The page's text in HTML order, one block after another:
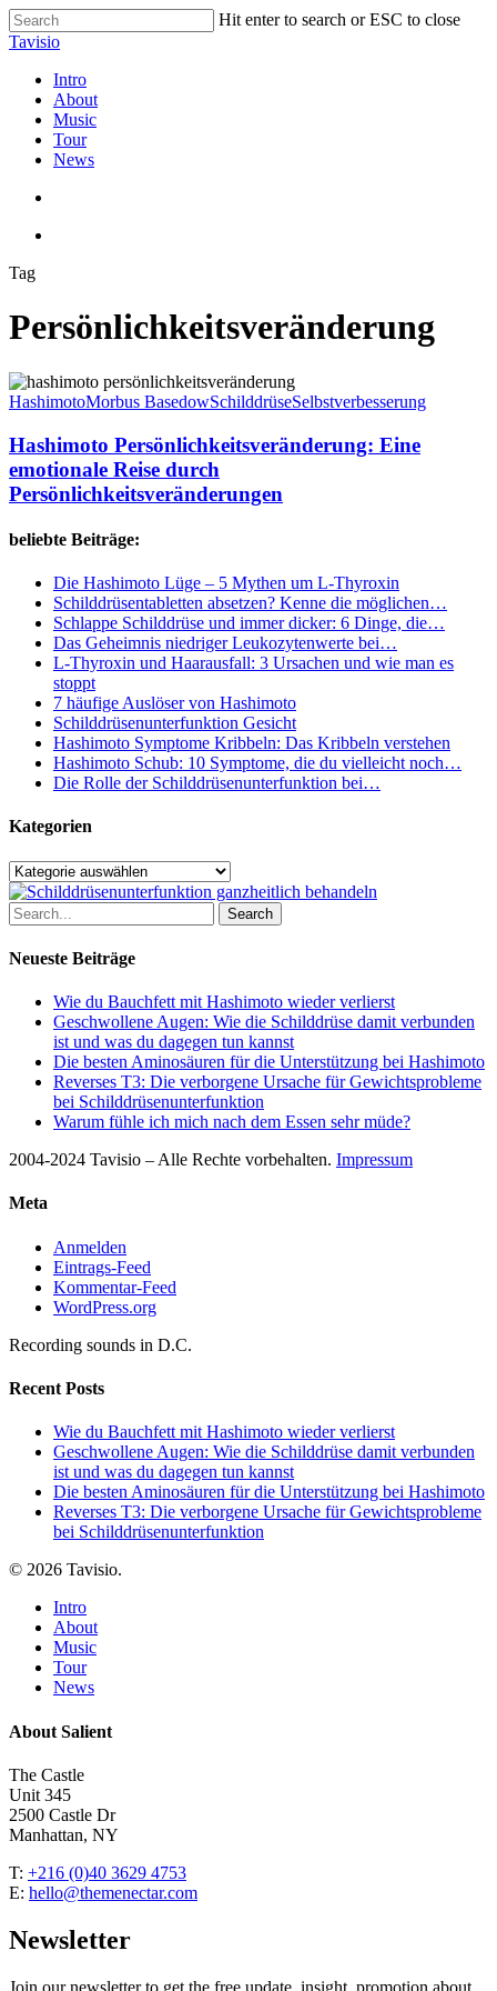
Skip
to
content
Hit enter to search or ESC to close
Close
Tavisio
search
Menu
Intro
About
Music
Tour
News
Tag
Persönlichkeitsveränderung
Hashimoto
Persönlichkeitsveränderung:
emotionale
Reise
durch
Persönlichkeitsveränderungen
HashimotoMorbus BasedowSchilddrüseSelbstverbesserung
Hashimoto Persönlichkeitsveränderung: Eine
emotionale Reise durch
Persönlichkeitsveränderungen
beliebte Beiträge:
Die Hashimoto Lüge – 5 Mythen um L-Thyroxin
Schilddrüsentabletten absetzen? Kenne die möglichen…
Schlappe Schilddrüse und immer dicker: 6 Dinge, die…
Das Geheimnis niedriger Leukozytenwerte bei…
L-Thyroxin und Haarausfall: 3 Ursachen und wie man es
stoppt
7 häufige Auslöser von Hashimoto
Schilddrüsenunterfunktion Gesicht
Hashimoto Symptome Kribbeln: Das Kribbeln verstehen
Hashimoto Schub: 10 Symptome, die du vielleicht noch…
Die Rolle der Schilddrüsenunterfunktion bei…
Kategorien
Kategorien
Search
Neueste Beiträge
Wie du Bauchfett mit Hashimoto wieder verlierst
Geschwollene Augen: Wie die Schilddrüse damit verbunden
ist und was du dagegen tun kannst
Die besten Aminosäuren für die Unterstützung bei Hashimoto
Reverses T3: Die verborgene Ursache für Gewichtsprobleme
bei Schilddrüsenunterfunktion
Warum fühle ich mich nach dem Essen sehr müde?
2004-2024 Tavisio – Alle Rechte vorbehalten. Impressum
Meta
Anmelden
Eintrags-Feed
Kommentar-Feed
WordPress.org
Recording sounds in D.C.
Recent Posts
Wie du Bauchfett mit Hashimoto wieder verlierst
Geschwollene Augen: Wie die Schilddrüse damit verbunden
ist und was du dagegen tun kannst
Die besten Aminosäuren für die Unterstützung bei Hashimoto
Reverses T3: Die verborgene Ursache für Gewichtsprobleme
bei Schilddrüsenunterfunktion
© 2026 Tavisio.
Close
Menu
Intro
About
Music
Tour
News
About Salient
The Castle
Unit 345
2500 Castle Dr
Manhattan, NY
T: +216 (0)40 3629 4753
E: hello@themenectar.com
Newsletter
Join our newsletter to get the free update, insight, promotion about